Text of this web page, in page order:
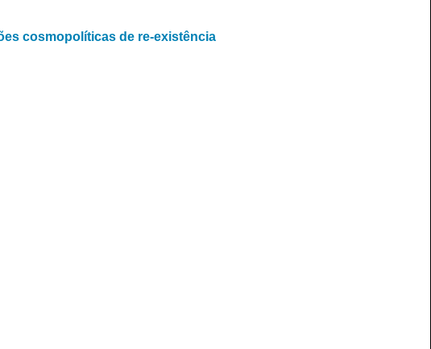
cosmopolíticas de re-existência